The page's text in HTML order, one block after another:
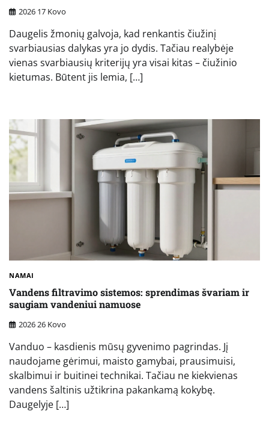
2026 17 Kovo
Daugelis žmonių galvoja, kad renkantis čiužinį
svarbiausias dalykas yra jo dydis. Tačiau realybėje
vienas svarbiausių kriterijų yra visai kitas – čiužinio
kietumas. Būtent jis lemia, […]
NAMAI
Vandens filtravimo sistemos: sprendimas švariam ir
saugiam vandeniui namuose
2026 26 Kovo
Vanduo – kasdienis mūsų gyvenimo pagrindas. Jį
naudojame gėrimui, maisto gamybai, prausimuisi,
skalbimui ir buitinei technikai. Tačiau ne kiekvienas
vandens šaltinis užtikrina pakankamą kokybę.
Daugelyje […]